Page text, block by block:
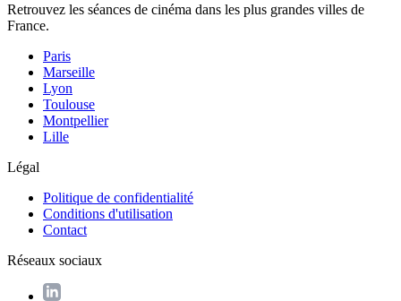
Retrouvez les séances de cinéma dans les plus grandes villes de
France.
Paris
Marseille
Lyon
Toulouse
Montpellier
Lille
Légal
Politique de confidentialité
Conditions d'utilisation
Contact
Réseaux sociaux